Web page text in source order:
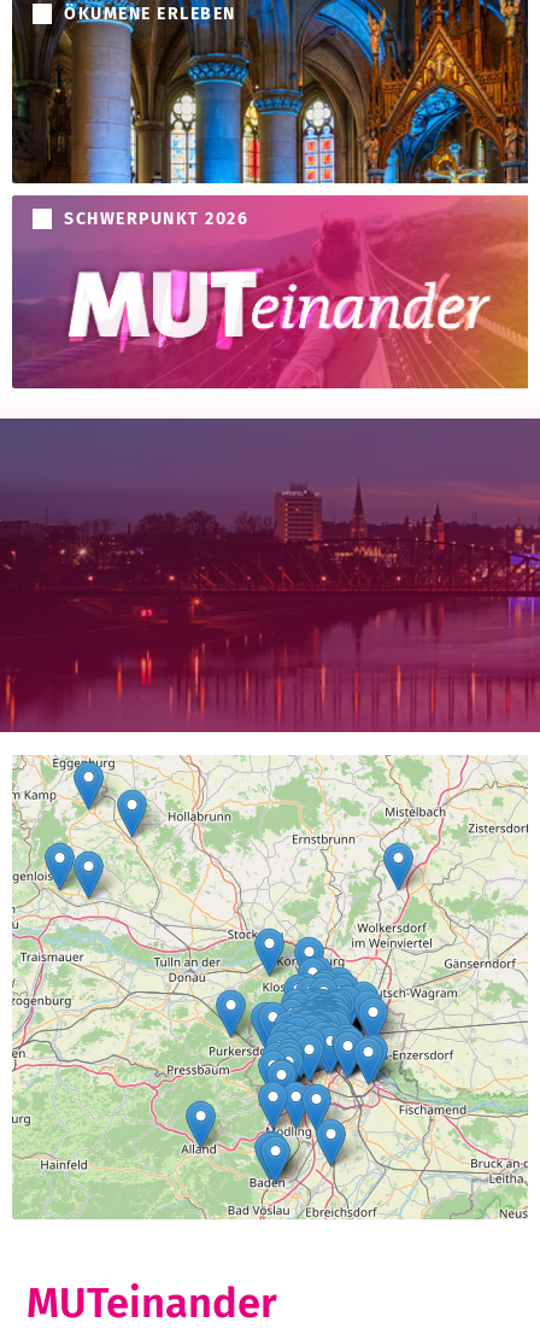
ÖKUMENE ERLEBEN
SCHWERPUNKT 2026
MUTeinander